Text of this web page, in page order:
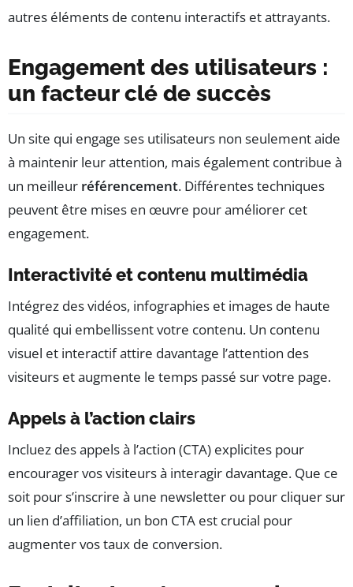
autres éléments de contenu interactifs et attrayants.
Engagement des utilisateurs :
un facteur clé de succès
Un site qui engage ses utilisateurs non seulement aide
à maintenir leur attention, mais également contribue à
un meilleur référencement. Différentes techniques
peuvent être mises en œuvre pour améliorer cet
engagement.
Interactivité et contenu multimédia
Intégrez des vidéos, infographies et images de haute
qualité qui embellissent votre contenu. Un contenu
visuel et interactif attire davantage l’attention des
visiteurs et augmente le temps passé sur votre page.
Appels à l’action clairs
Incluez des appels à l’action (CTA) explicites pour
encourager vos visiteurs à interagir davantage. Que ce
soit pour s’inscrire à une newsletter ou pour cliquer sur
un lien d’affiliation, un bon CTA est crucial pour
augmenter vos taux de conversion.